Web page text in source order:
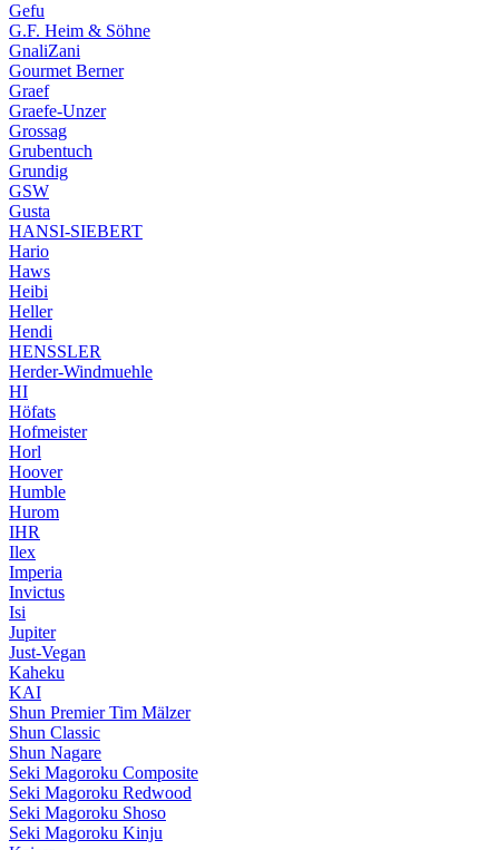
Gefu
G.F. Heim & Söhne
GnaliZani
Gourmet Berner
Graef
Graefe-Unzer
Grossag
Grubentuch
Grundig
GSW
Gusta
HANSI-SIEBERT
Hario
Haws
Heibi
Heller
Hendi
HENSSLER
Herder-Windmuehle
HI
Höfats
Hofmeister
Horl
Hoover
Humble
Hurom
IHR
Ilex
Imperia
Invictus
Isi
Jupiter
Just-Vegan
Kaheku
KAI
Shun Premier Tim Mälzer
Shun Classic
Shun Nagare
Seki Magoroku Composite
Seki Magoroku Redwood
Seki Magoroku Shoso
Seki Magoroku Kinju